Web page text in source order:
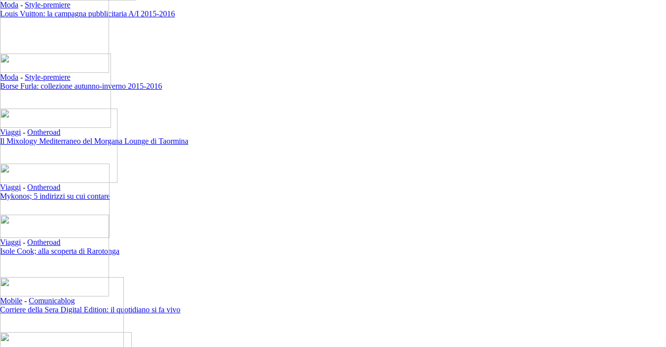
Moda - Style-premiere
Louis Vuitton: la campagna pubblicitaria A/I 2015-2016
Moda - Style-premiere
Borse Furla: collezione autunno-inverno 2015-2016
Viaggi - Ontheroad
Il Mixology Mediterraneo del Morgana Lounge di Taormina
Viaggi - Ontheroad
Mykonos; 5 indirizzi su cui contare
Viaggi - Ontheroad
Isole Cook; alla scoperta di Rarotonga
Mobile - Comunicablog
Corriere della Sera Digital Edition: il quotidiano si fa vivo